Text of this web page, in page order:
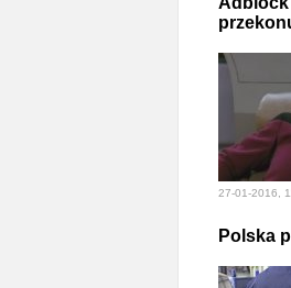
27-01-2016,
Polska